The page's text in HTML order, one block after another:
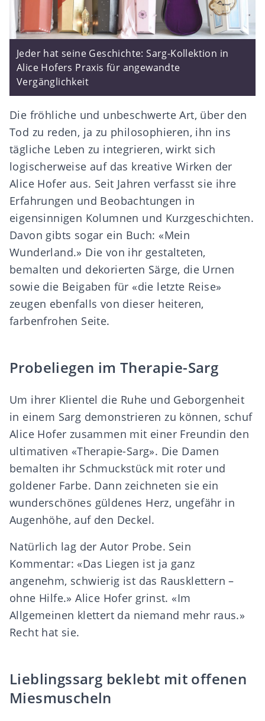
Jeder hat seine Geschichte: Sarg-Kollektion in
Alice Hofers Praxis für angewandte
Vergänglichkeit
Die fröhliche und unbeschwerte Art, über den
Tod zu reden, ja zu philosophieren, ihn ins
tägliche Leben zu integrieren, wirkt sich
logischerweise auf das kreative Wirken der
Alice Hofer aus. Seit Jahren verfasst sie ihre
Erfahrungen und Beobachtungen in
eigensinnigen Kolumnen und Kurzgeschichten.
Davon gibts sogar ein Buch: «Mein
Wunderland.» Die von ihr gestalteten,
bemalten und dekorierten Särge, die Urnen
sowie die Beigaben für «die letzte Reise»
zeugen ebenfalls von dieser heiteren,
farbenfrohen Seite.
Probeliegen im Therapie-Sarg
Um ihrer Klientel die Ruhe und Geborgenheit
in einem Sarg demonstrieren zu können, schuf
Alice Hofer zusammen mit einer Freundin den
ultimativen «Therapie-Sarg». Die Damen
bemalten ihr Schmuckstück mit roter und
goldener Farbe. Dann zeichneten sie ein
wunderschönes güldenes Herz, ungefähr in
Augenhöhe, auf den Deckel.
Natürlich lag der Autor Probe. Sein
Kommentar: «Das Liegen ist ja ganz
angenehm, schwierig ist das Rausklettern –
ohne Hilfe.» Alice Hofer grinst. «Im
Allgemeinen klettert da niemand mehr raus.»
Recht hat sie.
Lieblingssarg beklebt mit offenen
Miesmuscheln